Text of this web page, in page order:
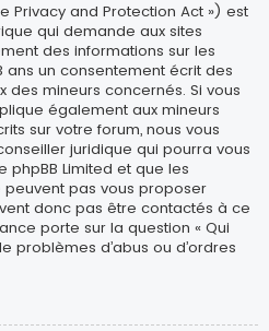
Privacy and Protection Act ») est
qui demande aux sites
des informations sur les
ans un consentement écrit des
des mineurs concernés. Si vous
également aux mineurs
sur votre forum, nous vous
juridique qui pourra vous
phpBB Limited et que les
pas vous proposer
donc pas être contactés à ce
porte sur la question « Qui
d’abus ou d’ordres